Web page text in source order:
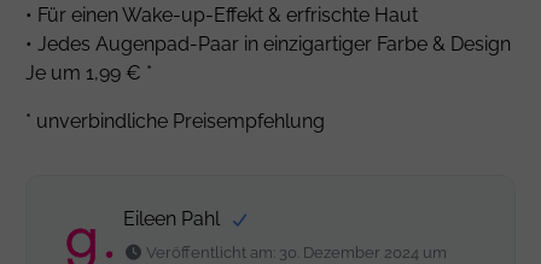
• Für einen Wake-up-Effekt & erfrischte Haut
• Jedes Augenpad-Paar in einzigartiger Farbe & Design
Je um 1,99 € *
* unverbindliche Preisempfehlung
Eileen Pahl
Veröffentlicht am: 30. Dezember 2024 um